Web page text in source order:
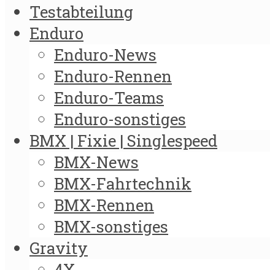
Testabteilung
Enduro
Enduro-News
Enduro-Rennen
Enduro-Teams
Enduro-sonstiges
BMX | Fixie | Singlespeed
BMX-News
BMX-Fahrtechnik
BMX-Rennen
BMX-sonstiges
Gravity